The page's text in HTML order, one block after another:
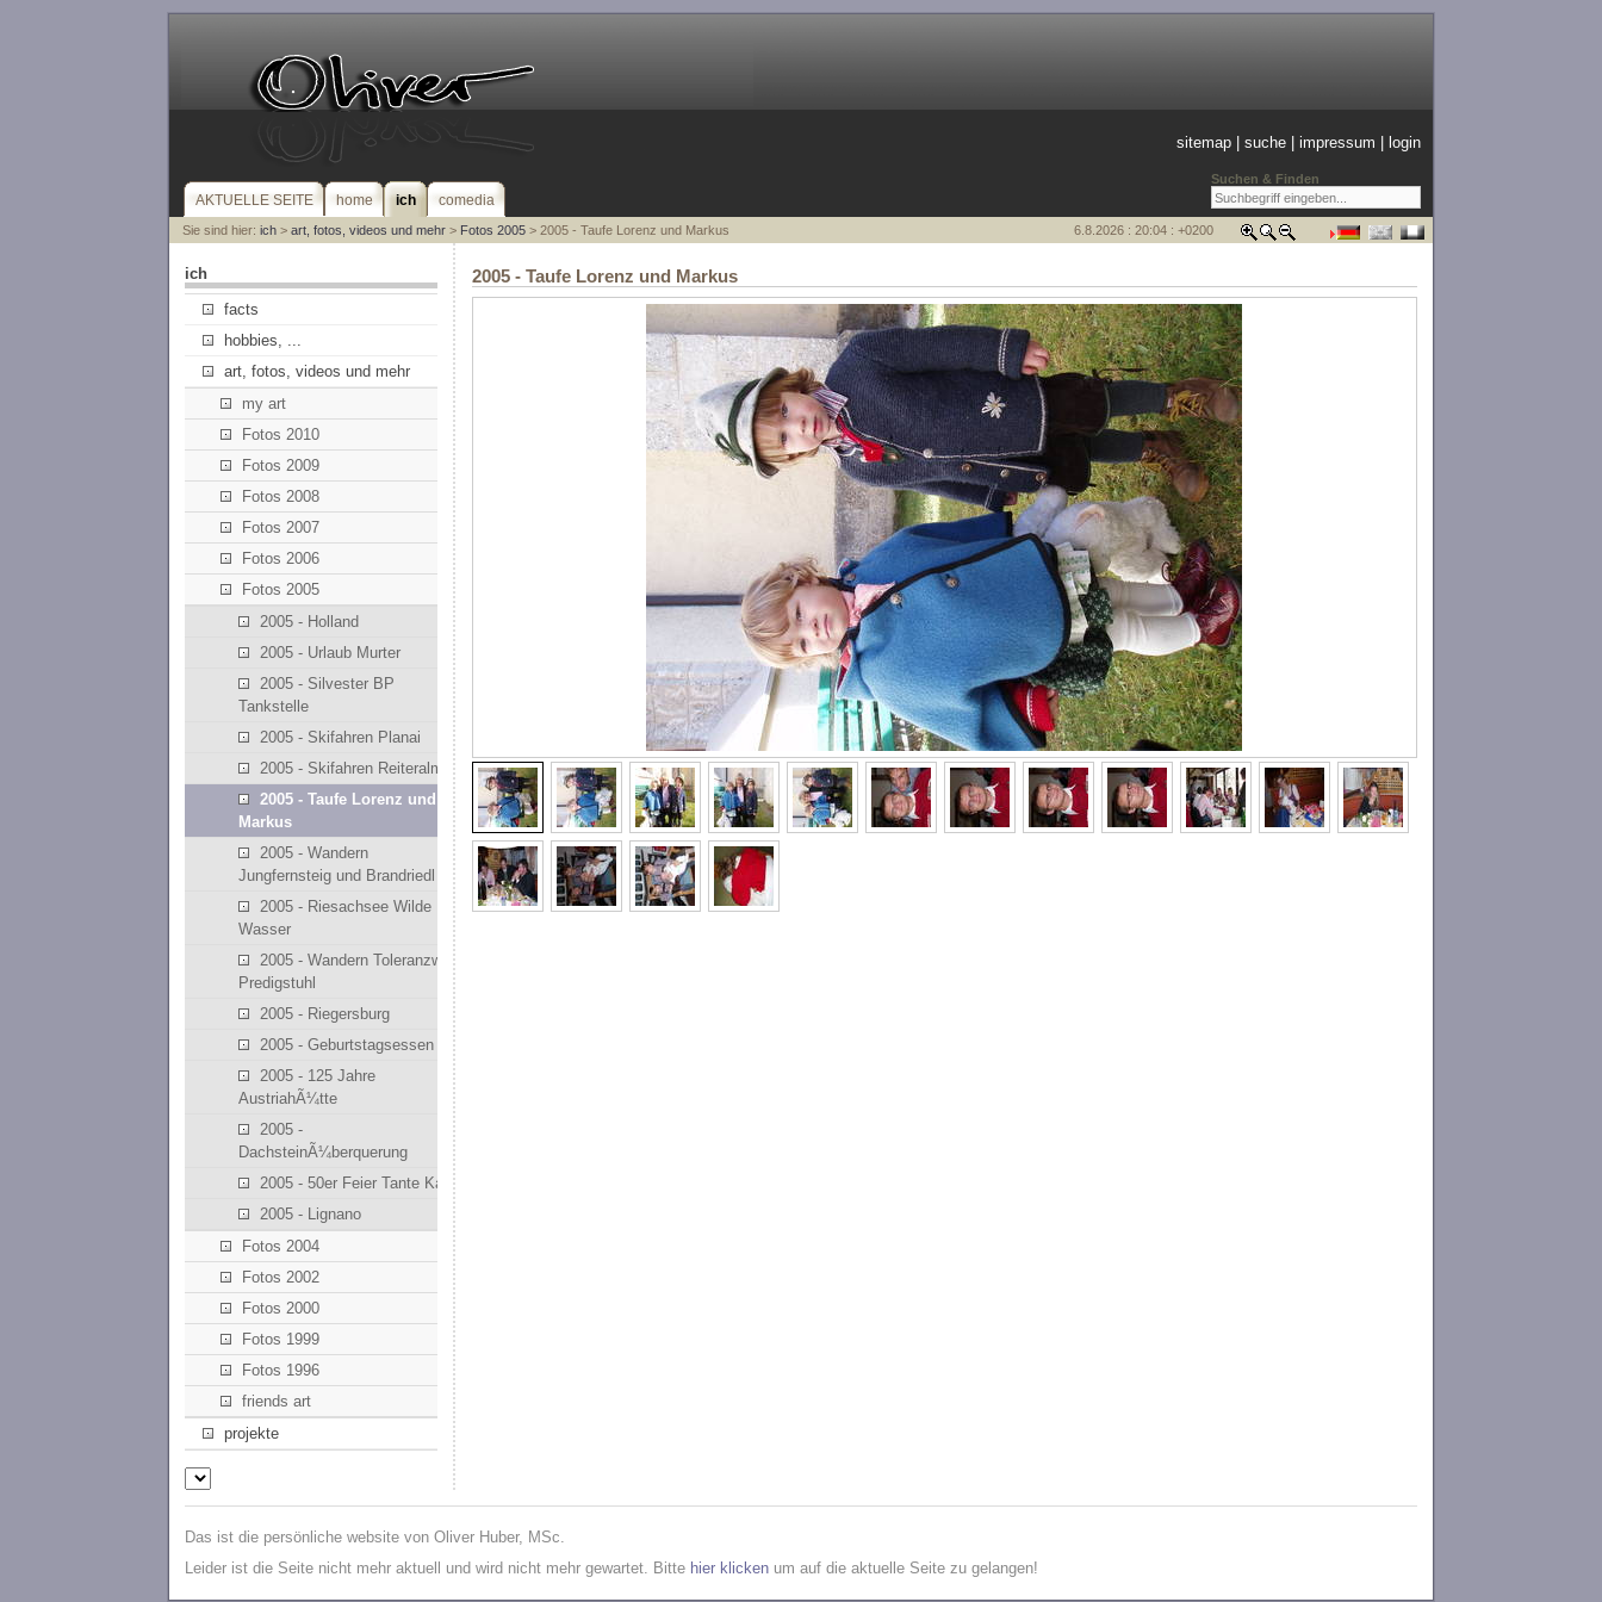
Suchen & Finden
sitemap |suche |impressum login
AKTUELLE SEITE home ich comedia
Sie sind hier: ich> art, fotos, videos und mehr> Fotos 2005> 2005 - Taufe Lorenz und Markus 6.8.2026 : 20:04 : +0200
ich
facts
hobbies, ...
art, fotos, videos und mehr
my art
Fotos 2010
Fotos 2009
Fotos 2008
Fotos 2007
Fotos 2006
Fotos 2005
2005 - Holland
2005 - Urlaub Murter
2005 - Silvester BP
Tankstelle
2005 - Skifahren Planai
2005 - Skifahren Reiteralm
2005 - Taufe Lorenz und
Markus
2005 - Wandern
Jungfernsteig und Brandriedl
2005 - Riesachsee Wilde
Wasser
2005 - Wandern Toleranzweg
Predigstuhl
2005 - Riegersburg
2005 - Geburtstagsessen
2005 - 125 Jahre
AustriahÃ¼tte
2005 -
DachsteinÃ¼berquerung
2005 - 50er Feier Tante Kathi
2005 - Lignano
Fotos 2004
Fotos 2002
Fotos 2000
Fotos 1999
Fotos 1996
friends art
projekte
2005 - Taufe Lorenz und Markus
Das ist die persönliche website von Oliver Huber, MSc.
Leider ist die Seite nicht mehr aktuell und wird nicht mehr gewartet. Bitte hier klicken um auf die aktuelle Seite zu gelangen!